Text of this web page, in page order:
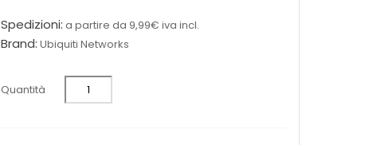
Spedizioni: a partire da 9,99€ iva incl.
Brand: Ubiquiti Networks
Quantità